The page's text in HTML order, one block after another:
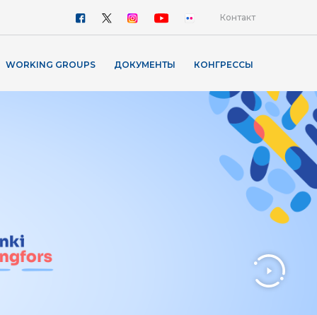
Контакт
WORKING GROUPS ДОКУМЕНТЫ КОНГРЕССЫ